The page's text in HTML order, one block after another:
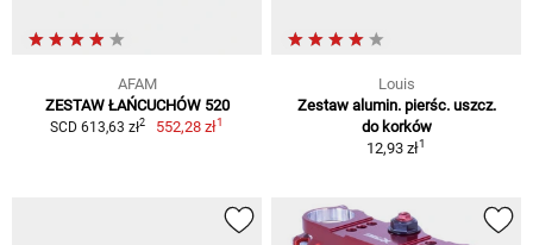
AFAM
ZESTAW ŁAŃCUCHÓW 520
SCD 613,63 zł2 552,28 zł1
Louis
Zestaw alumin. pierśc. uszcz.
do korków
12,93 zł1